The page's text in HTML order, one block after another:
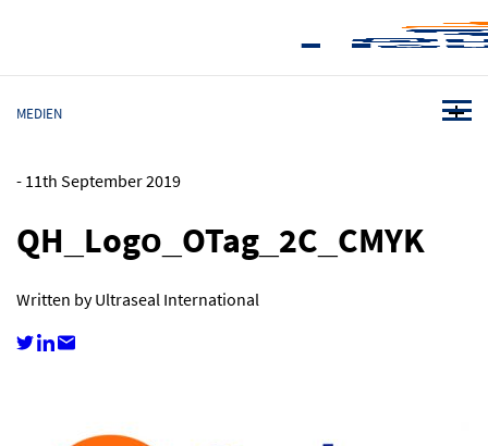
MEDIEN
-11th September 2019
QH_Logo_OTag_2C_CMYK
Written by Ultraseal International